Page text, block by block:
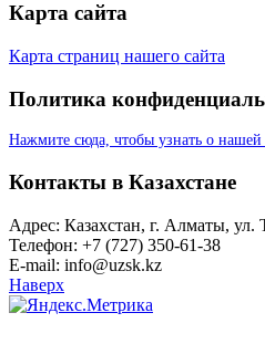
Карта сайта
Карта страниц нашего сайта
Политика
Нажмите сюда, чтобы узнать о
Контакты в Казахстане
Адрес: Казахстан, г. Алматы, ул.
Телефон: +7 (727) 350-61-38
E-mail: info@uzsk.kz
Наверх